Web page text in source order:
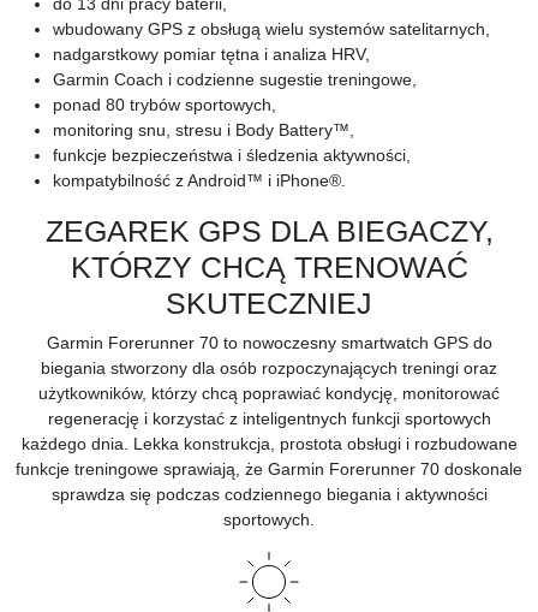
wbudowany GPS z obsługą wielu systemów satelitarnych,
nadgarstkowy pomiar tętna i analiza HRV,
Garmin Coach i codzienne sugestie treningowe,
ponad 80 trybów sportowych,
monitoring snu, stresu i Body Battery™,
funkcje bezpieczeństwa i śledzenia aktywności,
kompatybilność z Android™ i iPhone®.
ZEGAREK GPS DLA BIEGACZY,
KTÓRZY CHCĄ TRENOWAĆ
SKUTECZNIEJ
Garmin Forerunner 70 to nowoczesny smartwatch GPS do
biegania stworzony dla osób rozpoczynających treningi oraz
użytkowników, którzy chcą poprawiać kondycję, monitorować
regenerację i korzystać z inteligentnych funkcji sportowych
każdego dnia. Lekka konstrukcja, prostota obsługi i rozbudowane
funkcje treningowe sprawiają, że Garmin Forerunner 70 doskonale
sprawdza się podczas codziennego biegania i aktywności
sportowych.